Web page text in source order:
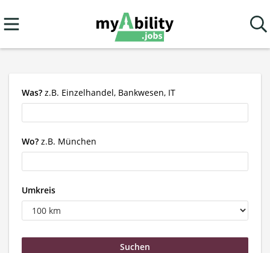
Was? z.B. Einzelhandel, Bankwesen, IT
Wo? z.B. München
Umkreis